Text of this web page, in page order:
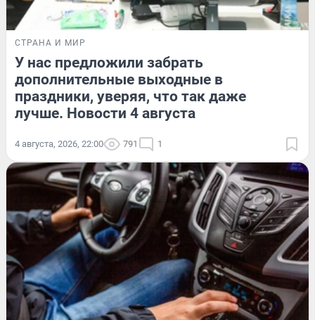
СТРАНА И МИР
У нас предложили забрать
дополнительные выходные в
праздники, уверяя, что так даже
лучше. Новости 4 августа
4 августа, 2026, 22:00 791 1